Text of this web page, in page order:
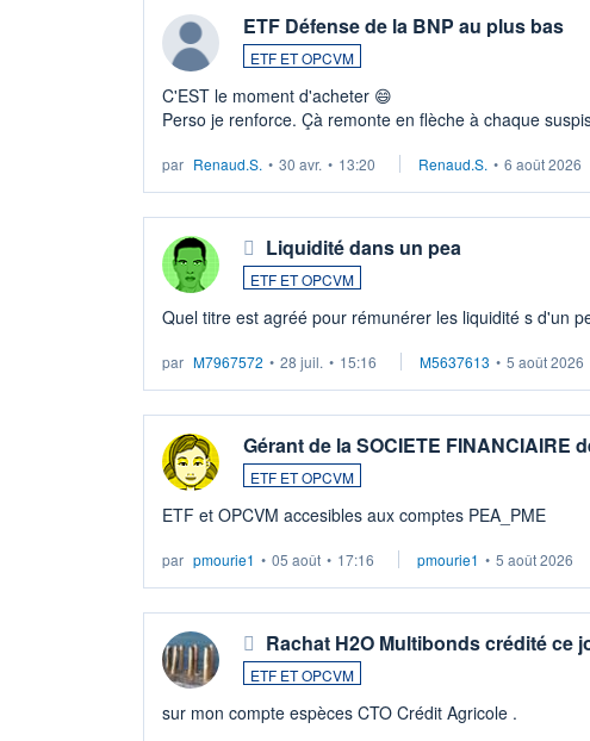
ETF Défense de la BNP au plus bas
ETF ET OPCVM
C'EST le moment d'acheter 😄​
Perso je renforce. Çà remonte en flèche à chaque
par Renaud.S. • 30 avr. • 13:20 Renaud.S. • 6 août 2026
Liquidité dans un pea
ETF ET OPCVM
Quel titre est agréé pour rémunérer les liquidité s d'un
par M7967572 • 28 juil. • 15:16 M5637613 • 5 août 2026
Gérant de la SOCIETE FINANCIAIRE
ETF ET OPCVM
ETF et OPCVM accesibles aux comptes PEA_PME
par pmourie1 • 05 août • 17:16 pmourie1 • 5 août 2026
Rachat H2O Multibonds crédité ce
ETF ET OPCVM
sur mon compte espèces CTO Crédit Agricole .